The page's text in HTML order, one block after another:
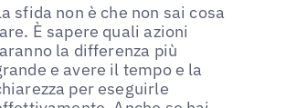
sfida non è che non sai cosa
È sapere quali azioni
la differenza più
e avere il tempo e la
per eseguirle